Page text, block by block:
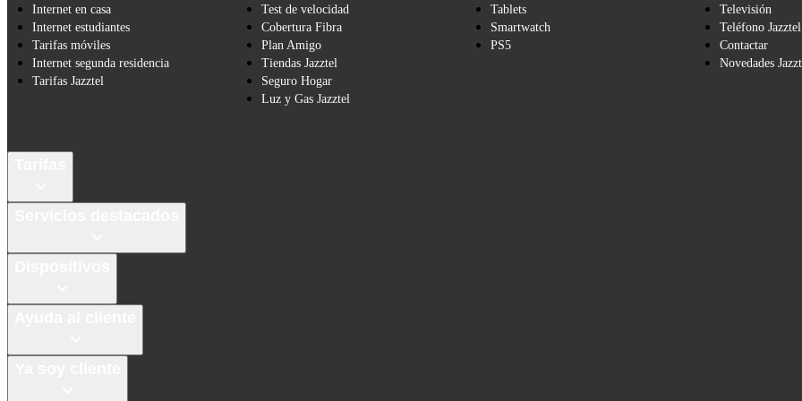
Internet en casa
Internet estudiantes
Tarifas móviles
Internet segunda residencia
Tarifas Jazztel
Test de velocidad
Cobertura Fibra
Plan Amigo
Tiendas Jazztel
Seguro Hogar
Luz y Gas Jazztel
Tablets
Smartwatch
PS5
Televisión
Teléfono Jazztel
Contactar
Novedades